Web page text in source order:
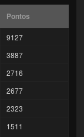
Pontos
9127
3887
2716
2677
2323
1511